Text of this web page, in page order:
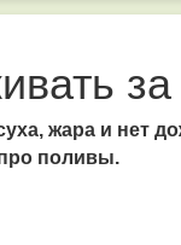
жара и нет
поливы.